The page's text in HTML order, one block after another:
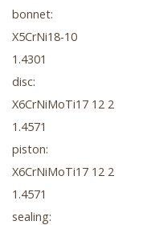
bonnet:
X5CrNi18-10
1.4301
disc:
X6CrNiMoTi17 12 2
1.4571
piston:
X6CrNiMoTi17 12 2
1.4571
sealing: